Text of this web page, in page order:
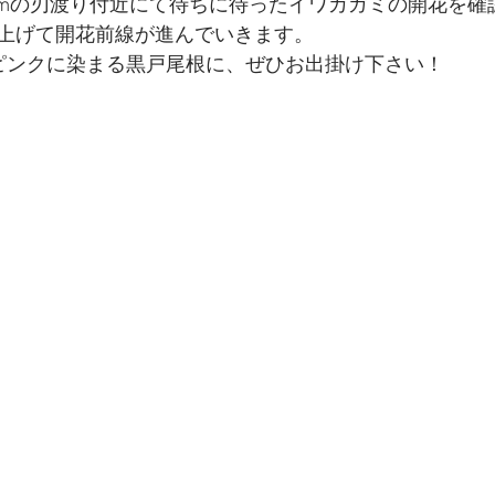
の刃渡り付近にて待ちに待ったイワカガミの開花を確
げて開花前線が進んでいきます。
クに染まる黒戸尾根に、ぜひお出掛け下さい！